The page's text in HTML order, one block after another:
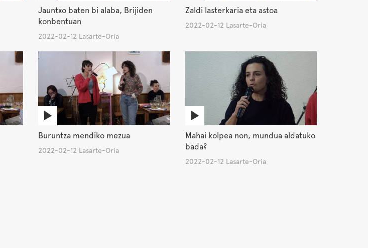
Jauntxo baten bi alaba, Brijiden
konbentuan
2022-02-12 Lasarte-Oria
Zaldi lasterkaria eta astoa
2022-02-12 Lasarte-Oria
Buruntza mendiko mezua
2022-02-12 Lasarte-Oria
Mahai kolpea non, mundua aldatuko
bada?
2022-02-12 Lasarte-Oria